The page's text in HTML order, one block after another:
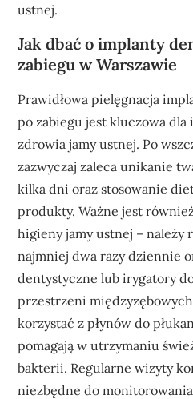
ustnej.
Jak dbać o implanty
zabiegu w Warszawie
Prawidłowa pielęgnacja
po zabiegu jest kluczowa dla
zdrowia jamy ustnej. Po
zazwyczaj zaleca unikanie
kilka dni oraz stosowanie
produkty. Ważne jest
higieny jamy ustnej – należy
najmniej dwa razy dziennie
dentystyczne lub irygatory
przestrzeni
korzystać z płynów do
pomagają w utrzymaniu
bakterii. Regularne wizyty
niezbędne do